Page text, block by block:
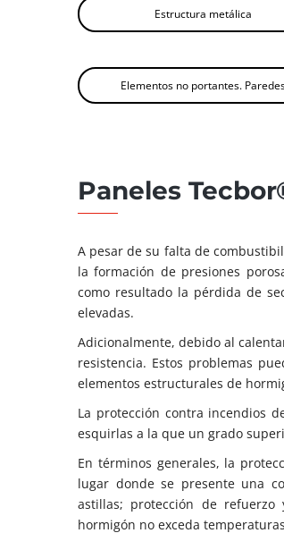
Estructura metálica
Elementos no portantes.
Paneles
A pesar de su falta de
la formación de presiones
como resultado la pérdida de
elevadas.
Adicionalmente, debido al
resistencia. Estos problemas
elementos estructurales de
La protección contra incendios
esquirlas a la que un grado
En términos generales, la
lugar donde se presente una
astillas; protección de
hormigón no exceda